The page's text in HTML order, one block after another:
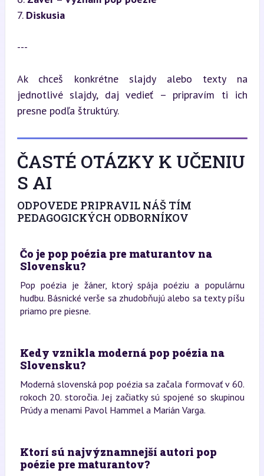
7. Diskusia
---
Ak chceš konkrétne slajdy alebo texty na
jednotlivé slajdy, daj vedieť – pripravím ti ich
presne podľa štruktúry.
ČASTÉ OTÁZKY K UČENIU
S AI
ODPOVEDE PRIPRAVIL NÁŠ TÍM
PEDAGOGICKÝCH ODBORNÍKOV
Čo je pop poézia pre maturantov na
Slovensku?
Pop poézia je žáner, ktorý spája poéziu a populárnu
hudbu. Básnické verše sa zhudobňujú alebo sa texty píšu
priamo pre piesne.
Kedy vznikla moderná pop poézia na
Slovensku?
Moderná slovenská pop poézia sa začala formovať v 60.
rokoch 20. storočia. Jej začiatky sú spojené so skupinou
Prúdy a menami Pavol Hammel a Marián Varga.
Ktorí sú najvýznamnejší autori pop
poézie pre maturantov?